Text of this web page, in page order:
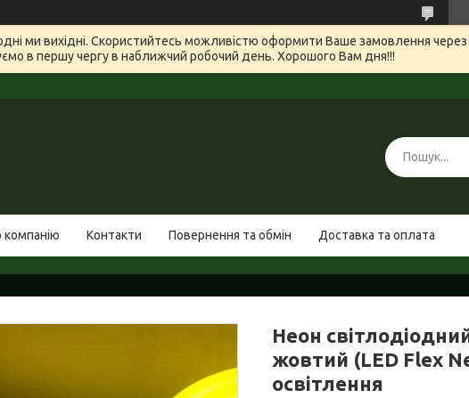
ми вихідні. Скористийтесь можливістю оформити Ваше замовлення
в першу чергу в наближчий робочий день. Хорошого Вам дня!!!
компанію Контакти Повернення та обмін Доставка та оплата
Неон
жовтий (LED Flex
освітлення